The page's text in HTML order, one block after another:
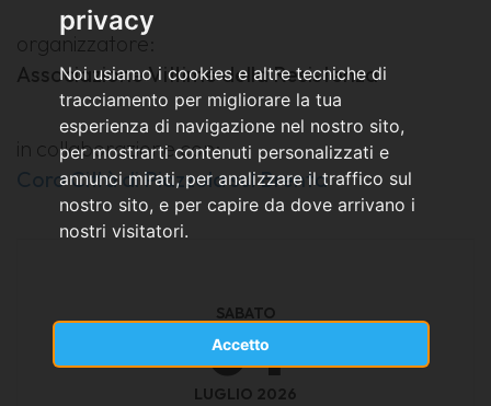
privacy
Noi usiamo i cookies e altre tecniche di
tracciamento per migliorare la tua
esperienza di navigazione nel nostro sito,
per mostrarti contenuti personalizzati e
annunci mirati, per analizzare il traffico sul
nostro sito, e per capire da dove arrivano i
nostri visitatori.
Accetto
organizzatore:
Associazione Vittime della Resistenza
in collaborazione con:
Coro Città di Piazzola sul Brenta
SABATO
04
LUGLIO 2026